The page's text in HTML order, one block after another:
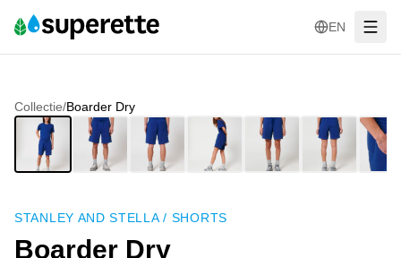
EN
Collectie/Boarder Dry
STANLEY AND STELLA/ SHORTS
Boarder Dry